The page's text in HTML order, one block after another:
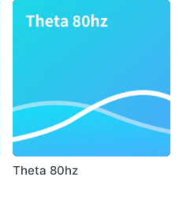
Theta 80hz